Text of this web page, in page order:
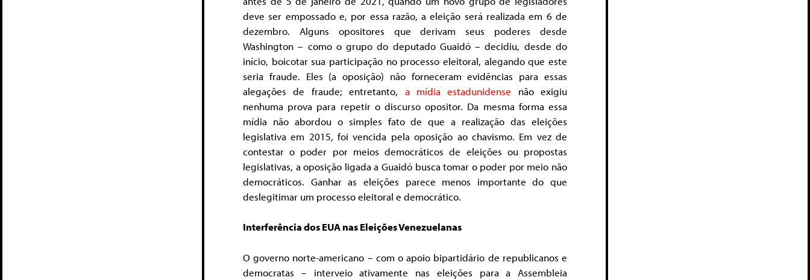
deve ser empossado e, por essa razão, a eleição será realizada em 6 de
dezembro. Alguns opositores que derivam seus poderes desde
Washington – como o grupo do deputado Guaidó – decidiu, desde do
início, boicotar sua participação no processo eleitoral, alegando que este
seria fraude. Eles (a oposição) não forneceram evidências para essas
alegações de fraude; entretanto, a mídia estadunidense não exigiu
nenhuma prova para repetir o discurso opositor. Da mesma forma essa
mídia não abordou o simples fato de que a realização das eleições
legislativa em 2015, foi vencida pela oposição ao chavismo. Em vez de
contestar o poder por meios democráticos de eleições ou propostas
legislativas, a oposição ligada a Guaidó busca tomar o poder por meio não
democráticos. Ganhar as eleições parece menos importante do que
deslegitimar um processo eleitoral e democrático.
Interferência dos EUA nas Eleições Venezuelanas
O governo norte-americano – com o apoio bipartidário de republicanos e
democratas – interveio ativamente nas eleições para a Assembleia